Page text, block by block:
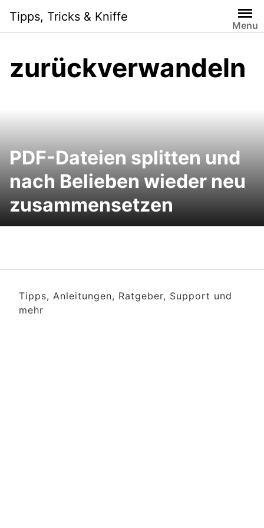
content
Tipps, Tricks & Kniffe
Menu
zurückverwandeln
PDF-Dateien splitten und
nach Belieben wieder neu
zusammensetzen
Tipps, Anleitungen, Ratgeber, Support und
mehr